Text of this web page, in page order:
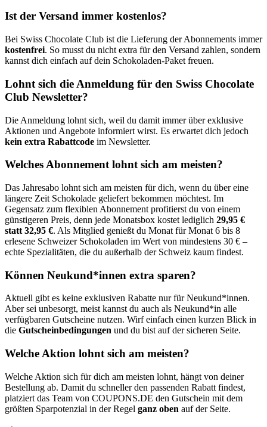
Ist der Versand immer kostenlos?
Bei Swiss Chocolate Club ist die Lieferung der Abonnements immer
kostenfrei. So musst du nicht extra für den Versand zahlen, sondern
kannst dich einfach auf dein Schokoladen-Paket freuen.
Lohnt sich die Anmeldung für den Swiss Chocolate
Club Newsletter?
Die Anmeldung lohnt sich, weil du damit immer über exklusive
Aktionen und Angebote informiert wirst. Es erwartet dich jedoch
kein extra Rabattcode im Newsletter.
Welches Abonnement lohnt sich am meisten?
Das Jahresabo lohnt sich am meisten für dich, wenn du über eine
längere Zeit Schokolade geliefert bekommen möchtest. Im
Gegensatz zum flexiblen Abonnement profitierst du von einem
günstigeren Preis, denn jede Monatsbox kostet lediglich 29,95 €
statt 32,95 €. Als Mitglied genießt du Monat für Monat 6 bis 8
erlesene Schweizer Schokoladen im Wert von mindestens 30 € –
echte Spezialitäten, die du außerhalb der Schweiz kaum findest.
Können Neukund*innen extra sparen?
Aktuell gibt es keine exklusiven Rabatte nur für Neukund*innen.
Aber sei unbesorgt, meist kannst du auch als Neukund*in alle
verfügbaren Gutscheine nutzen. Wirf einfach einen kurzen Blick in
die Gutscheinbedingungen und du bist auf der sicheren Seite.
Welche Aktion lohnt sich am meisten?
Welche Aktion sich für dich am meisten lohnt, hängt von deiner
Bestellung ab. Damit du schneller den passenden Rabatt findest,
platziert das Team von COUPONS.DE den Gutschein mit dem
größten Sparpotenzial in der Regel ganz oben auf der Seite.